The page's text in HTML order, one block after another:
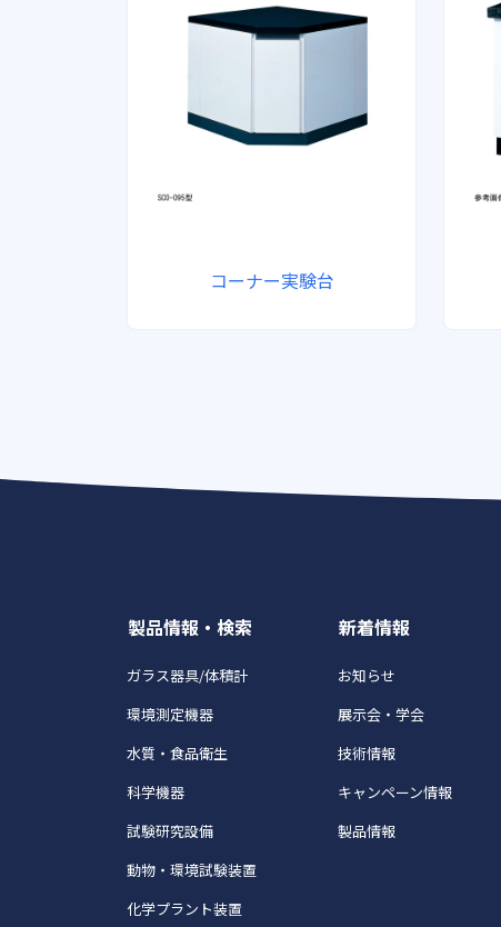
コーナー実験台
製品情報・検索
ガラス器具/体積計
環境測定機器
水質・食品衛生
科学機器
試験研究設備
動物・環境試験装置
化学プラント装置
新着情報
お知らせ
展示会・学会
技術情報
キャンペーン情報
製品情報